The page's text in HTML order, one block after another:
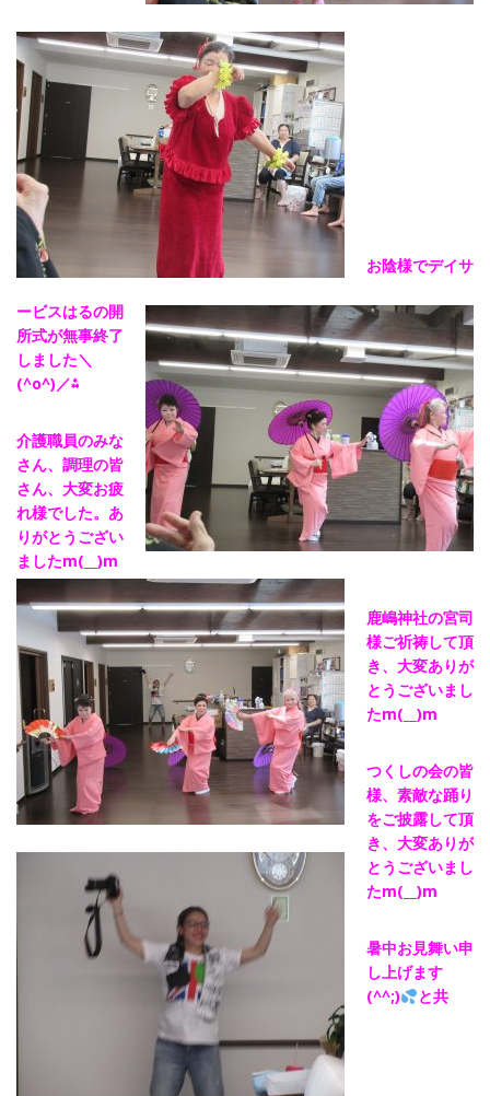
お陰様でデイサ
ービスはるの開
所式が無事終了
しました＼
(^o^)／⁂
介護職員のみな
さん、調理の皆
さん、大変お疲
れ様でした。あ
りがとうござい
ましたm(__)m
鹿嶋神社の宮司
様ご祈祷して頂
き、大変ありが
とうございまし
たm(__)m
つくしの会の皆
様、素敵な踊り
をご披露して頂
き、大変ありが
とうございまし
たm(__)m
暑中お見舞い申
し上げます
(^^;)
と共